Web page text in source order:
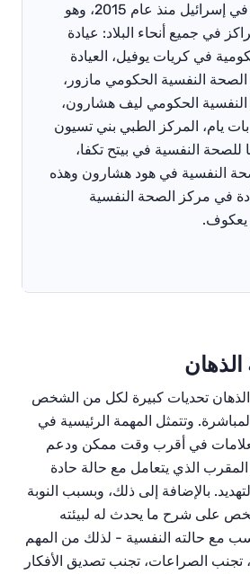
يتم تطبيق البرنامج في إسرائيل منذ عام 2015، وهو
حاليًا في 8 مراكز في جميع أنحاء البلاد: عيادة
في كريات يوفيل، العيادة
النفسية الحكومي مازور،
الحكومي ليف هشارون،
يام، المركز الطبي بني تسيون
للصحة النفسية في بيتح تكفا،
النفسية في هود هشارون وهذه
في مركز الصحة النفسية
يعكوف.
الذهان
الذهان تحديات كبيرة لكل من الشخص
وتتمثل المهمة الرئيسية في
في أقرب وقت ممكن ودعم
الذي يتعامل مع حالة حادة
بالإضافة إلى ذلك، وبسبب النوبة
على شرح ما يحدث له لبيئته
مع حالته النفسية - لذلك من المهم
تجنب الصراعات، تجنب تصديق الأفكار